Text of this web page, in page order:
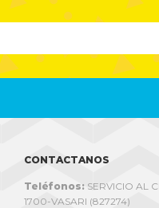
CONTACTANOS
Teléfonos:SERVICIO AL
1700-VASARI (827274)